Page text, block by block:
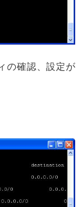
の確認、設定が